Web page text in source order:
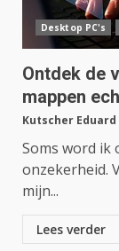
Desktop PC's
Ontdek de
mappen
Kutscher Eduard
Soms word ik
onzekerheid.
mijn...
Lees verder